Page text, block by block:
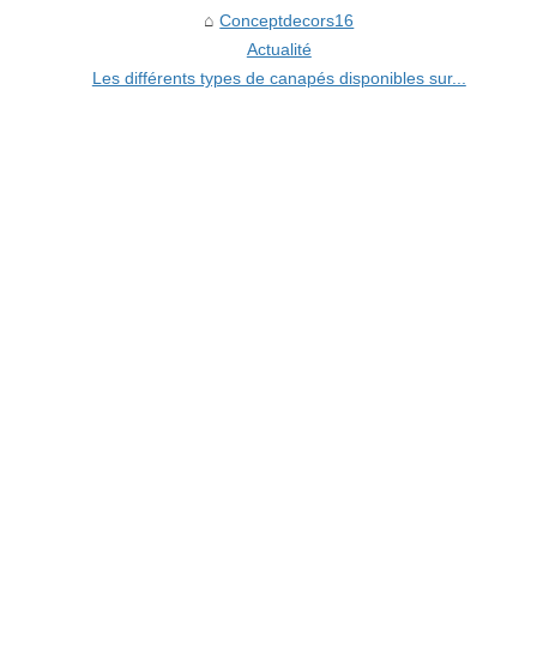
Conceptdecors16
Actualité
Les différents types de canapés disponibles sur...